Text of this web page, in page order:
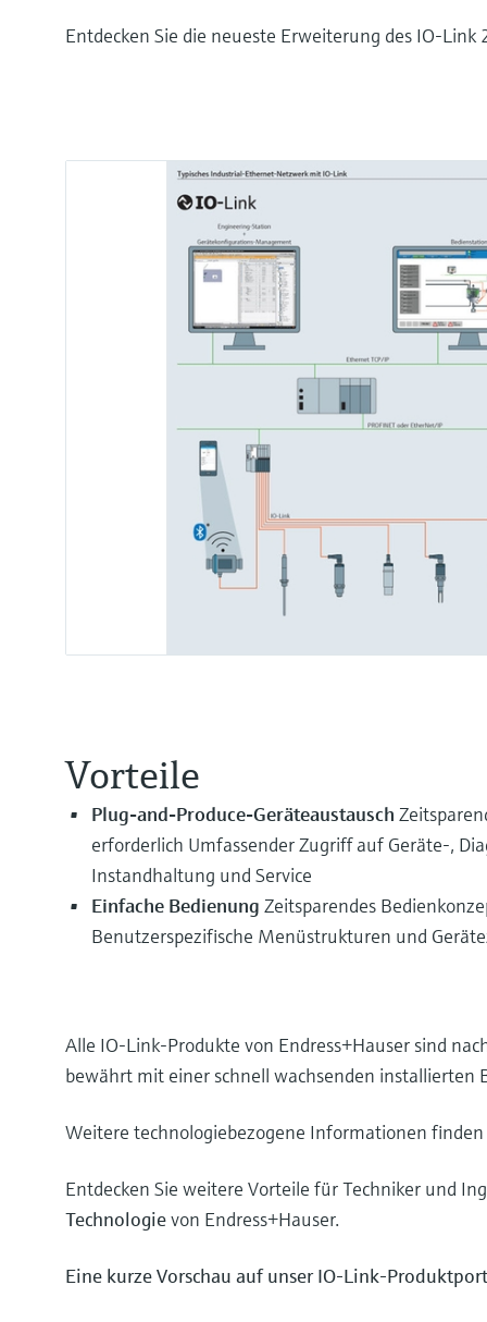
Entdecken Sie die neueste Erweiterung des IO-
Vorteile
Plug-and-Produce-Geräteaustausch
erforderlich Umfassender Zugriff auf Geräte-,
Instandhaltung und Service
Einfache Bedienung Zeitsparendes
Benutzerspezifische Menüstrukturen und
Alle IO-Link-Produkte von Endress+Hauser sind
bewährt mit einer schnell wachsenden installierten
Weitere technologiebezogene Informationen finden
Entdecken Sie weitere Vorteile für Techniker und
Technologievon Endress+Hauser.
Eine kurze Vorschau auf unser IO-Link-